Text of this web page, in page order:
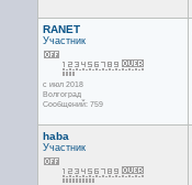
RANET
Участник
с июл 2018
Волгоград
Сообщений: 759
haba
Участник